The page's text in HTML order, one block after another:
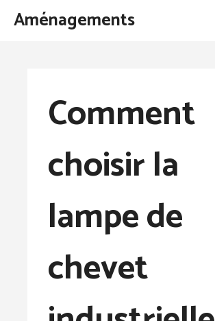
AllerAménagements
Comment
choisir la
lampe de
chevet